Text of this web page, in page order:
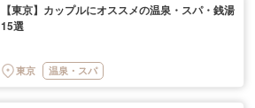
【東京】カップルにオススメの温泉・スパ・銭湯
15選
東京 温泉・スパ